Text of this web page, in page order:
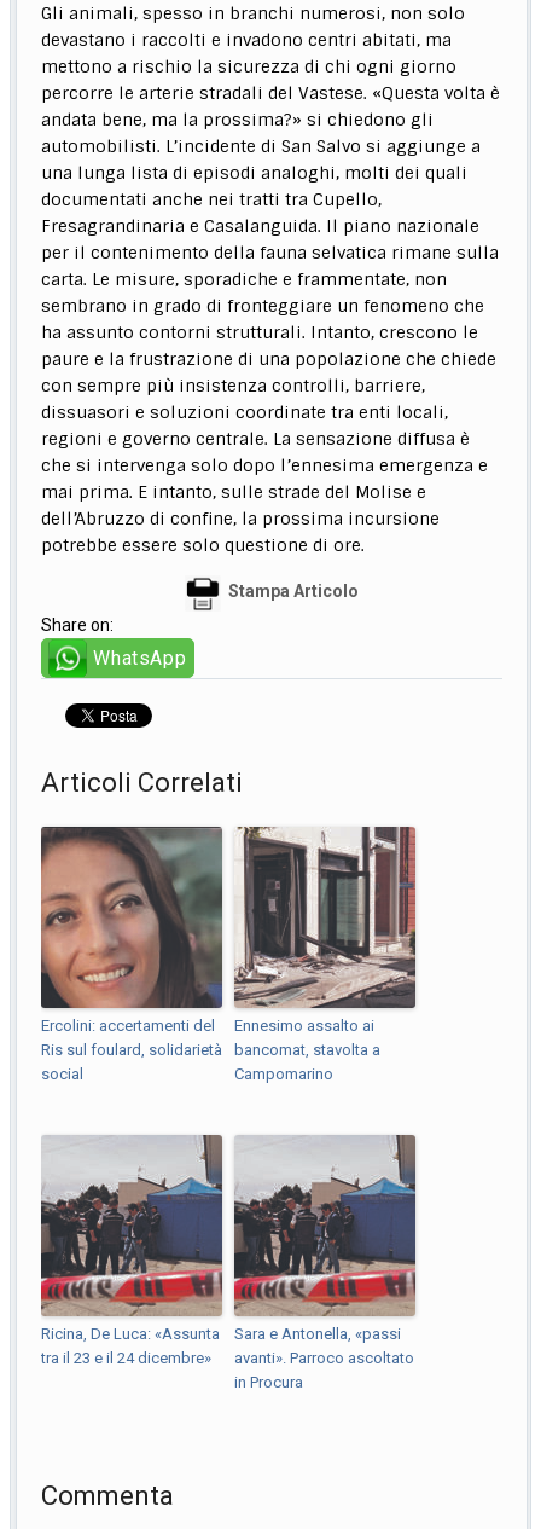
Gli animali, spesso in branchi numerosi, non solo
devastano i raccolti e invadono centri abitati, ma
mettono a rischio la sicurezza di chi ogni giorno
percorre le arterie stradali del Vastese. «Questa volta è
andata bene, ma la prossima?» si chiedono gli
automobilisti. L’incidente di San Salvo si aggiunge a
una lunga lista di episodi analoghi, molti dei quali
documentati anche nei tratti tra Cupello,
Fresagrandinaria e Casalanguida. Il piano nazionale
per il contenimento della fauna selvatica rimane sulla
carta. Le misure, sporadiche e frammentate, non
sembrano in grado di fronteggiare un fenomeno che
ha assunto contorni strutturali. Intanto, crescono le
paure e la frustrazione di una popolazione che chiede
con sempre più insistenza controlli, barriere,
dissuasori e soluzioni coordinate tra enti locali,
regioni e governo centrale. La sensazione diffusa è
che si intervenga solo dopo l’ennesima emergenza e
mai prima. E intanto, sulle strade del Molise e
dell’Abruzzo di confine, la prossima incursione
potrebbe essere solo questione di ore.
Stampa Articolo
Share on:
WhatsApp
Articoli Correlati
Ercolini: accertamenti del
Ris sul foulard, solidarietà
social
Ennesimo assalto ai
bancomat, stavolta a
Campomarino
Ricina, De Luca: «Assunta
tra il 23 e il 24 dicembre»
Sara e Antonella, «passi
avanti». Parroco ascoltato
in Procura
Commenta